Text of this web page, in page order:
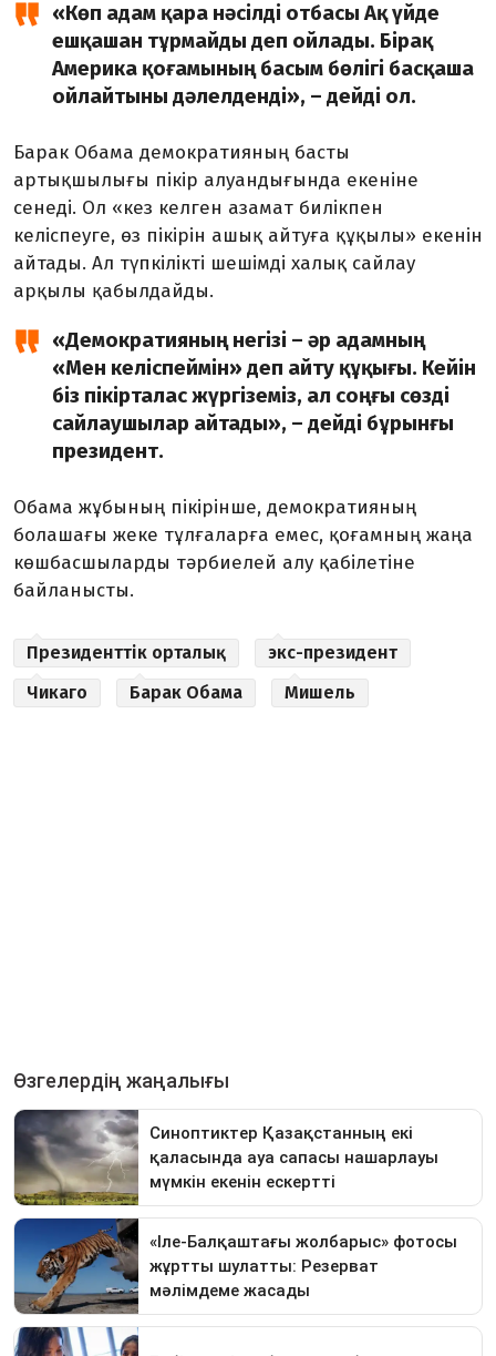
«Көп адам қара нәсілді отбасы Ақ үйде
ешқашан тұрмайды деп ойлады. Бірақ
Америка қоғамының басым бөлігі басқаша
ойлайтыны дәлелденді», – дейді ол.
Барак Обама демократияның басты
артықшылығы пікір алуандығында екеніне
сенеді. Ол «кез келген азамат билікпен
келіспеуге, өз пікірін ашық айтуға құқылы» екенін
айтады. Ал түпкілікті шешімді халық сайлау
арқылы қабылдайды.
«Демократияның негізі – әр адамның
«Мен келіспеймін» деп айту құқығы. Кейін
біз пікірталас жүргіземіз, ал соңғы сөзді
сайлаушылар айтады», – дейді бұрынғы
президент.
Обама жұбының пікірінше, демократияның
болашағы жеке тұлғаларға емес, қоғамның жаңа
көшбасшыларды тәрбиелей алу қабілетіне
байланысты.
Президенттік орталық
экс-президент
Чикаго
Барак Обама Мишель